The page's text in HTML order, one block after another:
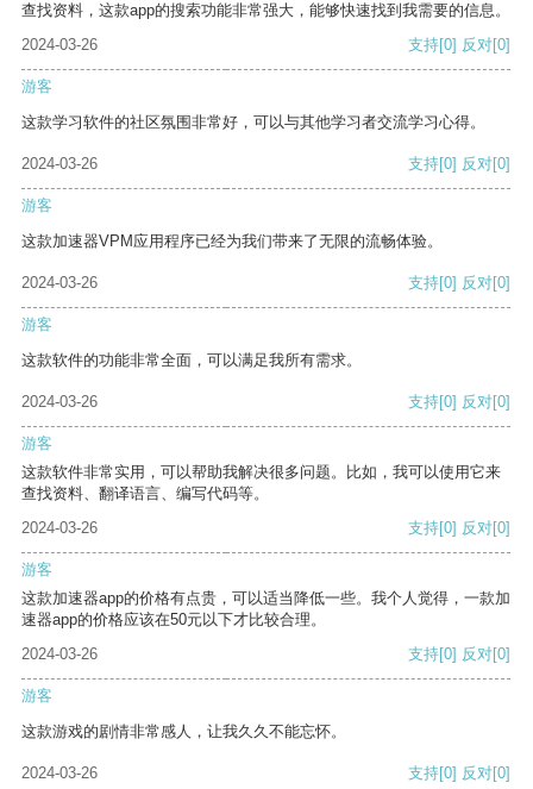
查找资料，这款app的搜索功能非常强大，能够快速找到我需要的信息。
2024-03-26
支持[0] 反对[0]
游客
这款学习软件的社区氛围非常好，可以与其他学习者交流学习心得。
2024-03-26 支持[0] 反对[0]
游客
这款加速器VPM应用程序已经为我们带来了无限的流畅体验。
2024-03-26 支持[0] 反对[0]
游客
这款软件的功能非常全面，可以满足我所有需求。
2024-03-26 支持[0] 反对[0]
游客
这款软件非常实用，可以帮助我解决很多问题。比如，我可以使用它来
查找资料、翻译语言、编写代码等。
2024-03-26
支持[0] 反对[0]
游客
这款加速器app的价格有点贵，可以适当降低一些。我个人觉得，一款加
速器app的价格应该在50元以下才比较合理。
2024-03-26
支持[0] 反对[0]
游客
这款游戏的剧情非常感人，让我久久不能忘怀。
2024-03-26 支持[0] 反对[0]